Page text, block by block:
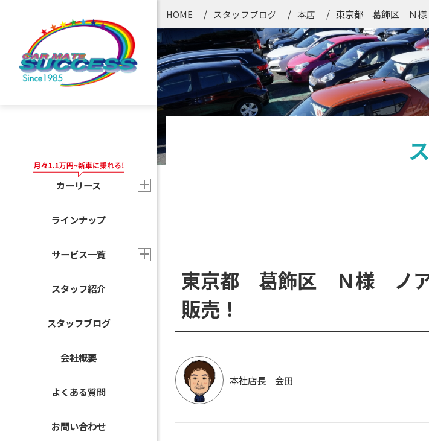
カーリース
ラインナップ
サービス一覧
スタッフ紹介
スタッフブログ
会社概要
よくある質問
お問い合わせ
HOME スタッフブログ 本店 東京都 葛飾区 Ｎ様
東京都 葛飾区 Ｎ様 ノア
販売！
本社店長 会田